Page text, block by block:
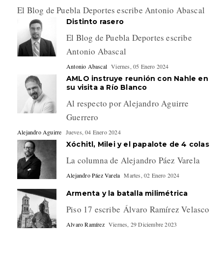
El Blog de Puebla Deportes escribe Antonio Abascal
Distinto rasero
El Blog de Puebla Deportes escribe
Antonio Abascal
Antonio Abascal Viernes, 05 Enero 2024
AMLO instruye reunión con Nahle en
su visita a Río Blanco
Al respecto por Alejandro Aguirre
Guerrero
Alejandro Aguirre Jueves, 04 Enero 2024
Xóchitl, Milei y el papalote de 4 colas
La columna de Alejandro Páez Varela
Alejandro Páez Varela Martes, 02 Enero 2024
Armenta y la batalla milimétrica
Piso 17 escribe Álvaro Ramírez Velasco
Alvaro Ramírez Viernes, 29 Diciembre 2023